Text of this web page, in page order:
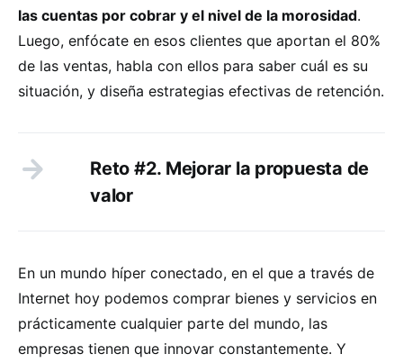
las cuentas por cobrar y el nivel de la morosidad.
Luego, enfócate en esos clientes que aportan el 80%
de las ventas, habla con ellos para saber cuál es su
situación, y diseña estrategias efectivas de retención.
Reto #2. Mejorar la propuesta de
valor
En un mundo híper conectado, en el que a través de
Internet hoy podemos comprar bienes y servicios en
prácticamente cualquier parte del mundo, las
empresas tienen que innovar constantemente. Y